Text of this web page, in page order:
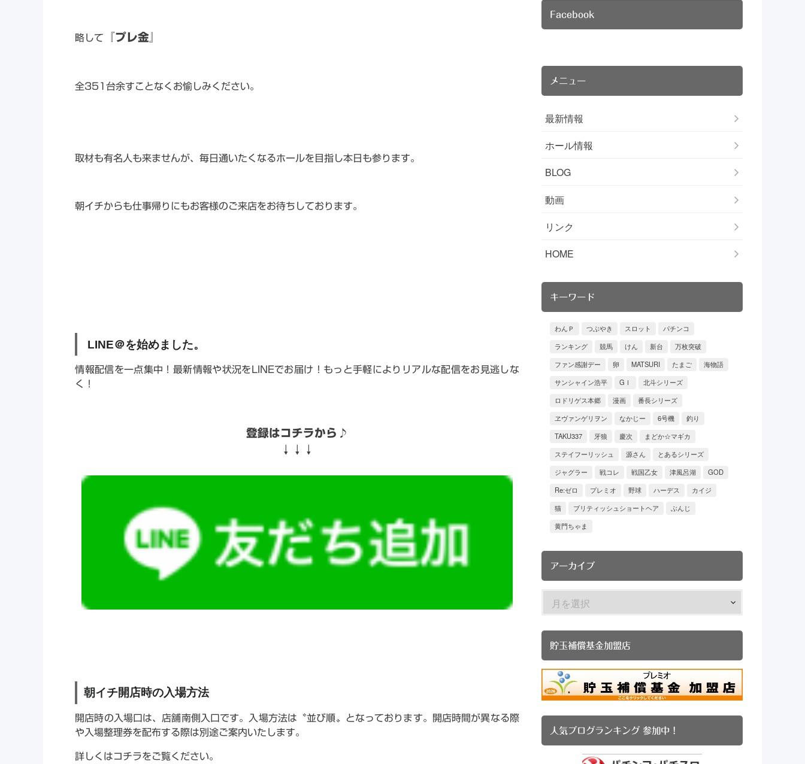
略して 『プレ金』
全351台余すことなくお愉しみください。
取材も有名人も来ませんが、毎日通いたくなるホールを目指し本日も参ります。
朝イチからも仕事帰りにもお客様のご来店をお待ちしております。
LINE＠を始めました。
情報配信を一点集中！最新情報や状況をLINEでお届け！もっと手軽によりリアルな配信をお見逃しな
く！
登録はコチラから ♪
↓↓↓
朝イチ開店時の入場方法
開店時の入場口は、店舗南側入口です。入場方法は〝並び順〟となっております。開店時間が異なる際
や入場整理券を配布する際は別途ご案内いたします。
詳しくはコチラをご覧ください。
Facebook
メニュー
最新情報
ホール情報
BLOG
動画
リンク
HOME
キーワード
わんＰ つぶやき スロット
パチンコ
ランキング
競馬 けん 新台
万枚突破
ファン感謝デー
卵 MATSURI たまご
海物語
サンシャイン浩平
GⅠ
北斗シリーズ
ロドリゲス本郷
漫画
番長シリーズ
ヱヴァンゲリヲン
なかじー 6号機
釣り
TAKU337
牙狼 慶次
まどか☆マギカ
ステイフーリッシュ
源さん
とあるシリーズ
ジャグラー
戦コレ 戦国乙女 津風呂湖
GOD
Re:ゼロ
プレミオ 野球 ハーデス
カイジ
猫
ブリティッシュショートヘア
ぶんじ
黄門ちゃま
アーカイブ
貯玉補償基金加盟店
人気ブログランキング 参加中！